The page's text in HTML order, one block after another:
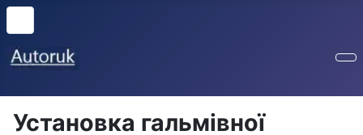
Установка гальмівної